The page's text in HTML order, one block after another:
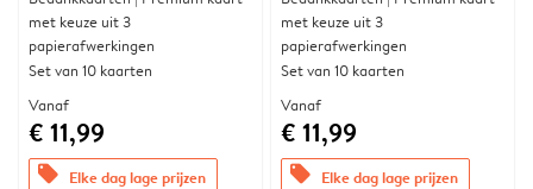
met keuze uit 3
papierafwerkingen
Set van 10 kaarten
Vanaf
€ 11,99
offers Elke dag lage prijzen
met keuze uit 3
papierafwerkingen
Set van 10 kaarten
Vanaf
€ 11,99
offers Elke dag lage prijzen